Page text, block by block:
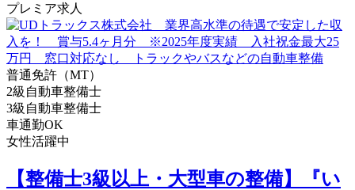
プレミア求人
普通免許（MT）
2級自動車整備士
3級自動車整備士
車通勤OK
女性活躍中
【整備士3級以上・大型車の整備】『い